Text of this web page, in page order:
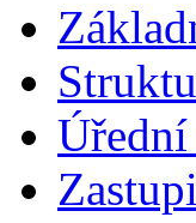
Úřední